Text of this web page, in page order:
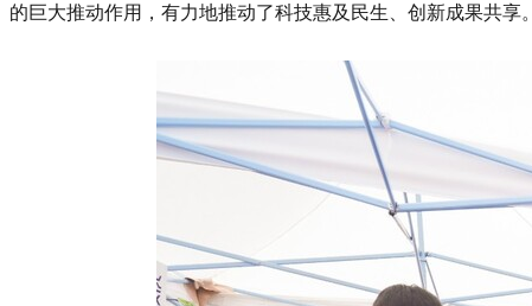
的巨大推动作用，有力地推动了科技惠及民生、创新成果共享。